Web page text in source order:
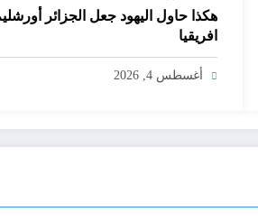
هكذا حاول اليهود جعل الجزائر
افريقيا
أغسطس 4, 2026